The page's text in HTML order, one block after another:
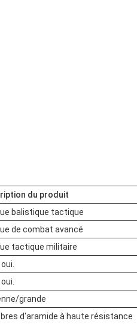
du produit
balistique tactique
de combat avancé
tactique militaire
grande
d'aramide à haute résistance